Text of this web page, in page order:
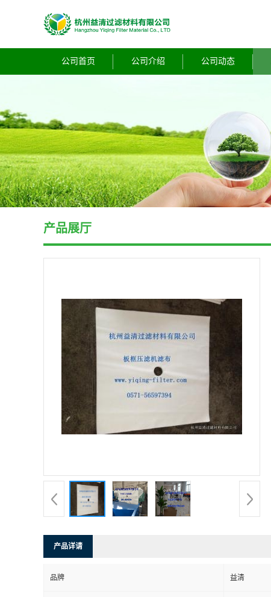
公司首页 公司介绍 公司动态
产品展厅
产品详请
品牌 益清